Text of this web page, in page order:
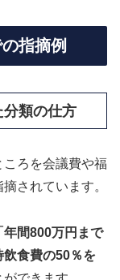
指摘例
類の仕方
ろを会議費や福
されています。
年間800万円まで
飲食費の50％を